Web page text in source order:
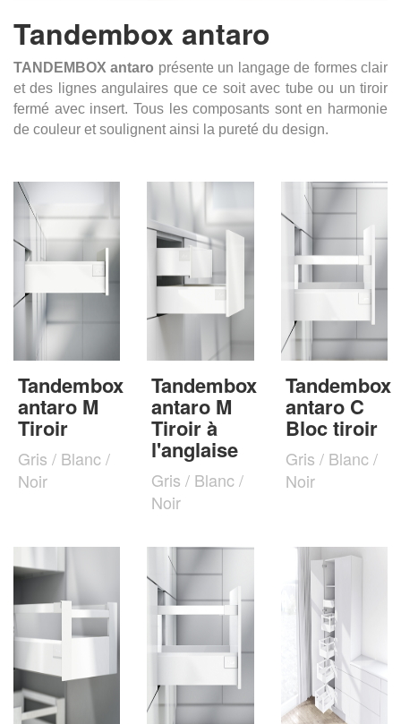
Tandembox antaro
TANDEMBOX antaro présente un langage de formes clair
et des lignes angulaires que ce soit avec tube ou un tiroir
fermé avec insert. Tous les composants sont en harmonie
de couleur et soulignent ainsi la pureté du design.
Tandembox
antaro M
Tiroir
Gris / Blanc /
Noir
Tandembox
antaro M
Tiroir à
l'anglaise
Gris / Blanc /
Noir
Tandembox
antaro C
Bloc tiroir
Gris / Blanc /
Noir